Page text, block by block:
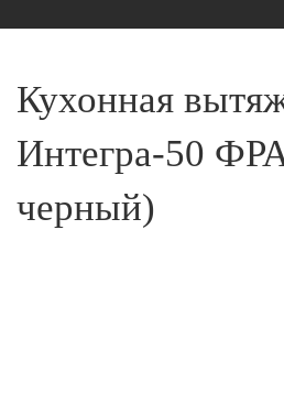
Кухонная
Интегра-50
черный)